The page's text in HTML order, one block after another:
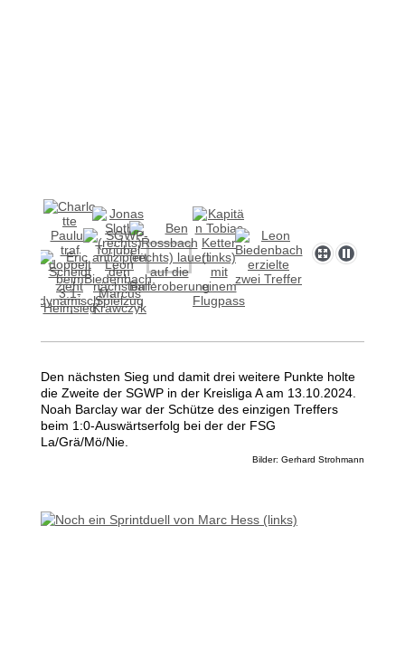
Den nächsten Sieg und damit drei weitere Punkte holte
die Zweite der SGWP in der Kreisliga A am 13.10.2024.
Noah Barclay war der Schütze des einzigen Treffers
beim 1:0-Auswärtserfolg bei der der FSG
La/Grä/Mö/Nie.
Bilder: Gerhard Strohmann